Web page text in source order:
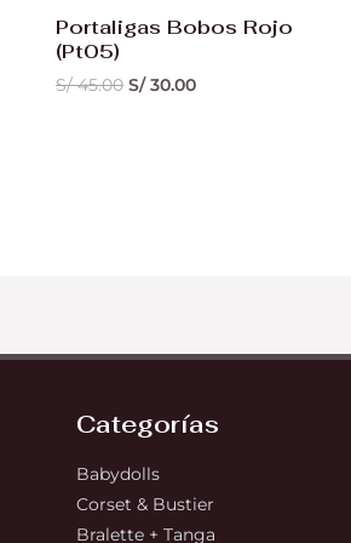
Portaligas Bobos Rojo
(Pt05)
S/45.00 S/30.00
Categorías
Babydolls
Corset & Bustier
Bralette + Tanga